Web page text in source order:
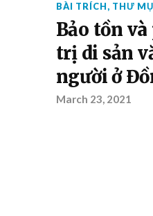
BÀI TRÍCH, THƯ
Bảo tồn
trị di sản
người ở
March 23, 2021